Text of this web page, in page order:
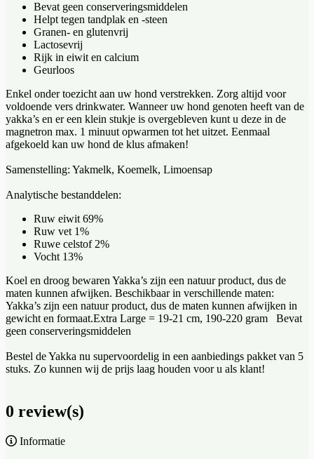
Bevat geen conserveringsmiddelen
Helpt tegen tandplak en -steen
Granen- en glutenvrij
Lactosevrij
Rijk in eiwit en calcium
Geurloos
Enkel onder toezicht aan uw hond verstrekken. Zorg altijd voor
voldoende vers drinkwater. Wanneer uw hond genoten heeft van de
yakka’s en er een klein stukje is overgebleven kunt u deze in de
magnetron max. 1 minuut opwarmen tot het uitzet. Eenmaal
afgekoeld kan uw hond de klus afmaken!
Samenstelling: Yakmelk, Koemelk, Limoensap
Analytische bestanddelen:
Ruw eiwit 69%
Ruw vet 1%
Ruwe celstof 2%
Vocht 13%
Koel en droog bewaren Yakka’s zijn een natuur product, dus de
maten kunnen afwijken. Beschikbaar in verschillende maten:
Yakka’s zijn een natuur product, dus de maten kunnen afwijken in
gewicht en formaat.Extra Large = 19-21 cm, 190-220 gram Bevat
geen conserveringsmiddelen
Bestel de Yakka nu supervoordelig in een aanbiedings pakket van 5
stuks. Zo kunnen wij de prijs laag houden voor u als klant!
0 review(s)
Informatie